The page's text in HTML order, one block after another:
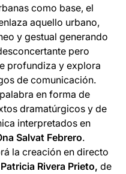
como base, el
aquello urbano,
y gestual generando
pero
profundiza y explora
de comunicación.
en forma de
dramatúrgicos y de
interpretados en
Salvat Febrero.
la creación en directo
Patricia Rivera Prieto,de